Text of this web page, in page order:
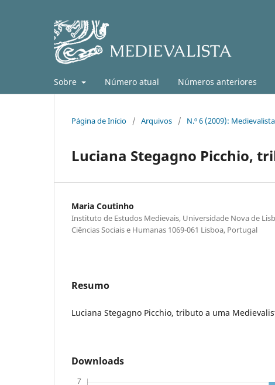
Sobre Número atual Números anteriores
Página de Início / Arquivos / N.º 6 (2009):
Luciana Stegagno Picchio,
Maria Coutinho
Instituto de Estudos Medievais, Universidade Nova de
Ciências Sociais e Humanas 1069-061 Lisboa, Portugal
Resumo
Luciana Stegagno Picchio, tributo a uma
Downloads